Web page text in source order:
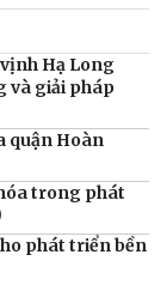
Hạ Long
và giải pháp
quận Hoàn
trong phát
phát triển bền